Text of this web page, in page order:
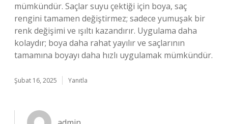
mümkündür. Saçlar suyu çektiği için boya, saç
rengini tamamen değiştirmez; sadece yumuşak bir
renk değişimi ve ışıltı kazandırır. Uygulama daha
kolaydır; boya daha rahat yayılır ve saçlarının
tamamına boyayı daha hızlı uygulamak mümkündür.
Şubat 16, 2025 Yanıtla